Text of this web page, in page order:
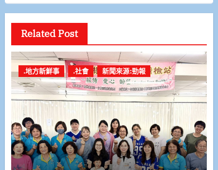
Related Post
.地方新鮮事 .社會 新聞來源:勁報